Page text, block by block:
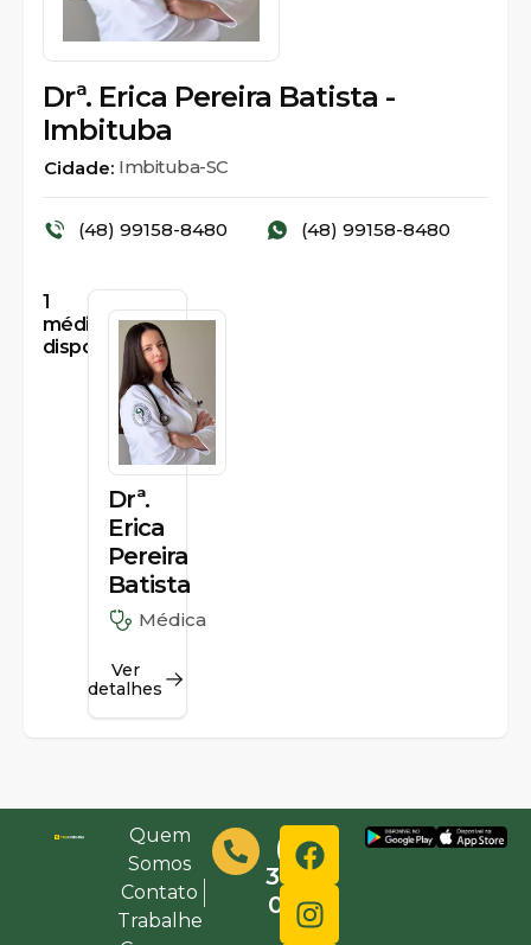
Drª. Erica Pereira Batista -
Imbituba
Cidade: Imbituba-SC
(48) 99158-8480 (48) 99158-8480
1
médicos
disponíveis
Drª.
Erica
Pereira
Batista
Médica
Ver
detalhes
Quem
Somos
Contato
Trabalhe
(48)
3632-
0000